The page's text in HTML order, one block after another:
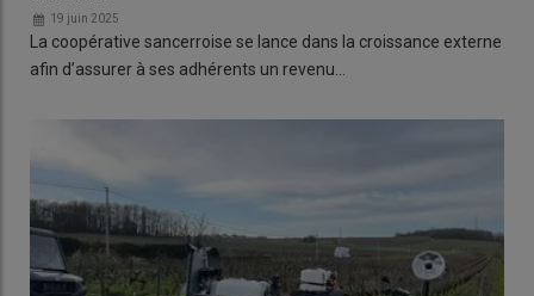
19 juin 2025
La coopérative sancerroise se lance dans la croissance externe
afin d’assurer à ses adhérents un revenu…